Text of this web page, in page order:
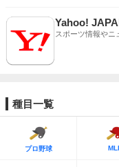
Yahoo!
スポーツ情報やニ
種目一覧
プロ野球